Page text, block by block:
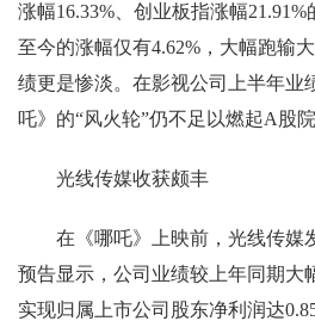
涨幅16.33%、创业板指涨幅
至今的涨幅仅有4.62%，大幅跑输
绩更是惨淡。在影视公司上半年业
吒》的“风火轮”仍不足以燃起A股
光线传媒收获颇丰
在《哪吒》上映前，光线传媒
预告显示，公司业绩较上年同期大
实现归属上市公司股东净利润达